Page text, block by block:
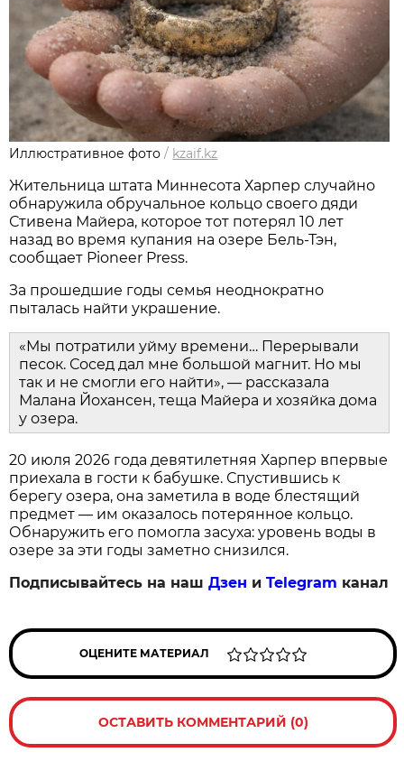
Иллюстративное фото / kzaif.kz
Жительница штата Миннесота Харпер случайно
обнаружила обручальное кольцо своего дяди
Стивена Майера, которое тот потерял 10 лет
назад во время купания на озере Бель-Тэн,
сообщает Pioneer Press.
За прошедшие годы семья неоднократно
пыталась найти украшение.
«Мы потратили уйму времени… Перерывали
песок. Сосед дал мне большой магнит. Но мы
так и не смогли его найти», — рассказала
Малана Йохансен, теща Майера и хозяйка дома
у озера.
20 июля 2026 года девятилетняя Харпер впервые
приехала в гости к бабушке. Спустившись к
берегу озера, она заметила в воде блестящий
предмет — им оказалось потерянное кольцо.
Обнаружить его помогла засуха: уровень воды в
озере за эти годы заметно снизился.
Подписывайтесь на нашДзен иTelegram канал
ОЦЕНИТЕ МАТЕРИАЛ
ОСТАВИТЬ КОММЕНТАРИЙ (0)